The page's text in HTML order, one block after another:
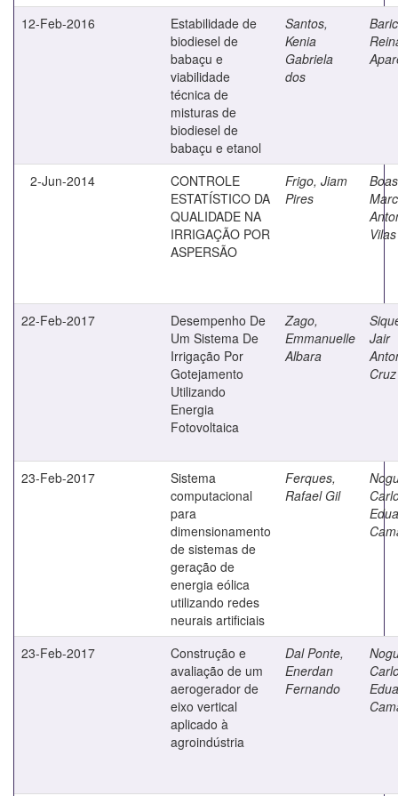
12-Feb-2016
Estabilidade de
biodiesel de
babaçu e
viabilidade
técnica de
misturas de
biodiesel de
babaçu e etanol
Santos,
Kenia
Gabriela
dos
2-Jun-2014
CONTROLE
ESTATÍSTICO DA
QUALIDADE NA
IRRIGAÇÃO POR
ASPERSÃO
Frigo, Jiam
Pires
Vilas
22-Feb-2017
Desempenho De
Um Sistema De
Irrigação Por
Gotejamento
Utilizando
Energia
Fotovoltaica
Zago,
Emmanuelle
Albara
Jair
Cruz
23-Feb-2017
Sistema
computacional
para
dimensionamento
de sistemas de
geração de
energia eólica
utilizando redes
neurais artificiais
Ferques,
Rafael Gil
23-Feb-2017
Construção e
avaliação de um
aerogerador de
eixo vertical
aplicado à
agroindústria
Dal Ponte,
Enerdan
Fernando